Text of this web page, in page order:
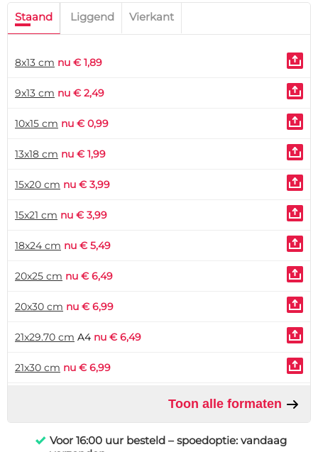
Staand Liggend Vierkant
8x13 cm nu € 1,89
9x13 cm nu € 2,49
10x15 cm nu € 0,99
13x18 cm nu € 1,99
15x20 cm nu € 3,99
15x21 cm nu € 3,99
18x24 cm nu € 5,49
20x25 cm nu € 6,49
20x30 cm nu € 6,99
21x29.70 cm A4 nu € 6,49
21x30 cm nu € 6,99
Toon alle formaten
Voor 16:00 uur besteld – spoedoptie: vandaag